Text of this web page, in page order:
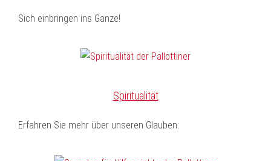
Sich einbringen ins Ganze!
Spiritualität
Erfahren Sie mehr über unseren Glauben: